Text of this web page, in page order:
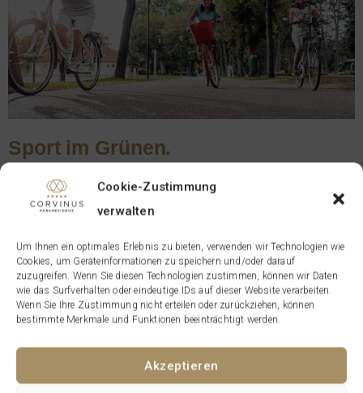
Cookie-Zustimmung
verwalten
Um Ihnen ein optimales Erlebnis zu bieten, verwenden wir Technologien wie
Cookies, um Geräteinformationen zu speichern und/oder darauf
zuzugreifen. Wenn Sie diesen Technologien zustimmen, können wir Daten
wie das Surfverhalten oder eindeutige IDs auf dieser Website verarbeiten.
Wenn Sie Ihre Zustimmung nicht erteilen oder zurückziehen, können
bestimmte Merkmale und Funktionen beeinträchtigt werden.
Akzeptieren
Sport im Grü­nen.
AKTIV BLEI­BEN, GLEICH VOR DER HAUS­TÜ­RE.
Frei­zeit­sport­ler kom­men im Stadt­park eben­falls auf Ihre
Kos­ten – ent­we­der wenn sie die his­to­ri­schen Wege lau­
fend erkun­den, gemüt­lich per Rad das Grü­ne genie­ßen
oder sich ein Ten­nis­match sozu­sa­gen am Cen­ter­court